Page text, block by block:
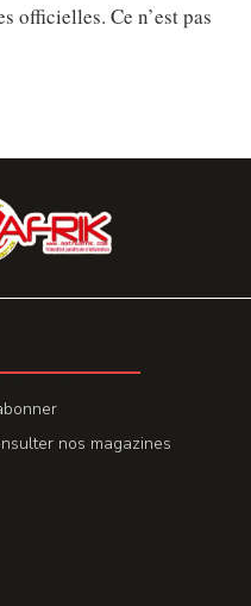
officielles. Ce n’est pas
nos magazines